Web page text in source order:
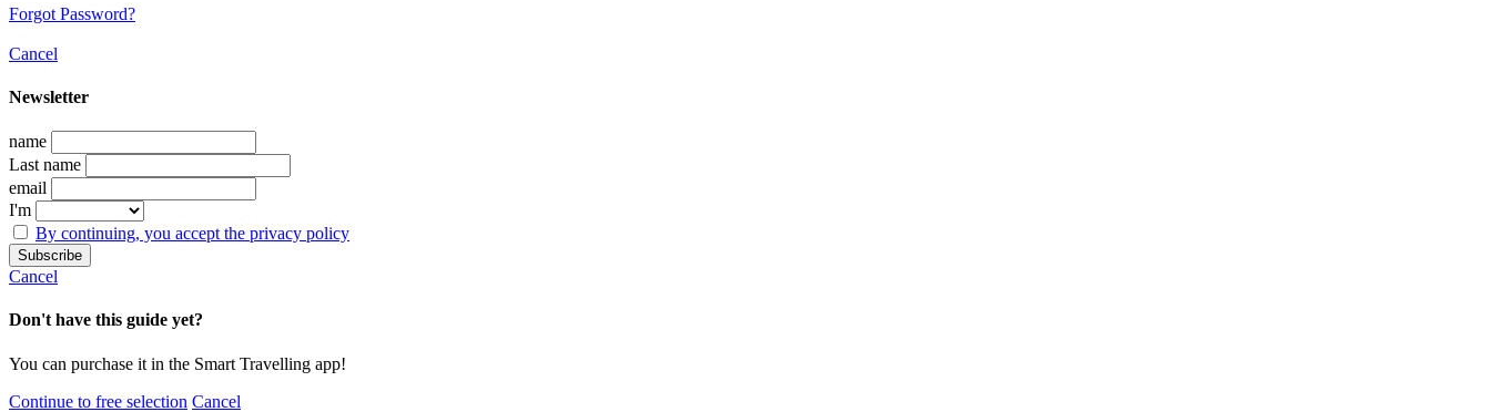
Forgot Password?
Cancel
Newsletter
name
Last name
email
I'm
By continuing, you accept the privacy policy
Cancel
Don't have this guide yet?
You can purchase it in the Smart Travelling app!
Continue to free selection Cancel